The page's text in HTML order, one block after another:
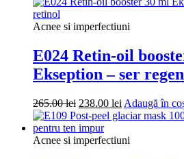
Acnee si imperfectiuni
E024 Retin-oil
Ekseption – ser
265.00lei Prețul
inițial
a
fost:
238.00 lei Prețul
curent
238.00 lei.
Adaugă în
Acnee si imperfectiuni